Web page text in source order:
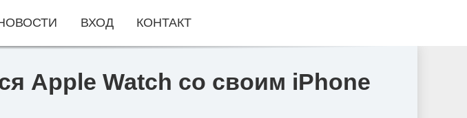
Apple Watch со своим iPhone
ВХОД КОНТАКТ